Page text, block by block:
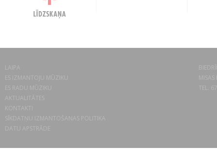
LAIPA
ES IZMANTOJU MŪZIKU
ES RADU MŪZIKU
AKTUALITĀTES
KONTAKTI
SĪKDATŅU IZMANTOŠANAS POLITIKA
DATU APSTRĀDE
TEL.